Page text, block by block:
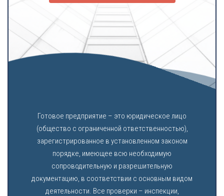
Готовое предприятие – это юридическое лицо
(общество с ограниченной ответственностью),
зарегистрированное в установленном законом
порядке, имеющее всю необходимую
сопроводительную и разрешительную
документацию, в соответствии с основным видом
деятельности. Все проверки – инспекции,